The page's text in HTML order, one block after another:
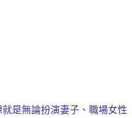
是無論扮演妻子、職場女性